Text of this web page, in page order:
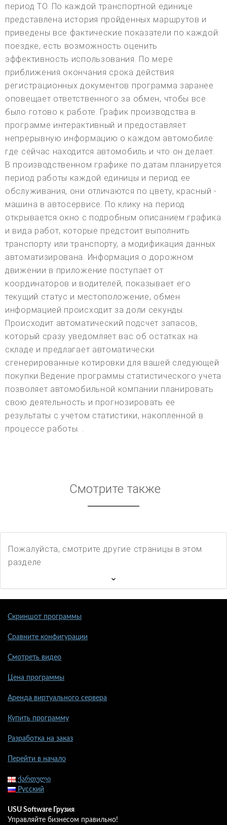
период ТО. По каждой транспортной единице
представлена история пройденных маршрутов и
приведены все фактические показатели по каждой
поездке, есть возможность оценить
эффективность использования. По мере
приближения окончания срока действия
регистрационных документов программа заранее
оповещает ответственного за обмен, чтобы все
было готово к работе. График производства в
программе интерактивный и предоставляет
непрерывную информацию о каждом автомобиле:
где сейчас находится автомобиль и что он делает.
В производственном графике по датам планируется
период работы каждой единицы и период ее
обслуживания, они отличаются по цвету, красный -
машина в автосервисе. По клику на период
открывается окно с подробным описанием графика
и вида работ, которые предстоит выполнить
транспорту или транспорту, а модификация данных
автоматизирована. Информация о дорожном
движении в приложение поступает от
координаторов и водителей, показывает его
текущий статус и местоположение, обмен
информацией происходит за доли секунды.
Происходит автоматический подсчет запасов,
который сразу уведомляет вас об остатках на
складе и предлагает автоматически
сгенерированные котировки для вашей следующей
покупки.Ведение программы статистического учета
позволяет автомобильной компании планировать
свою деятельность и прогнозировать ее
результаты с учетом статистики, накопленной в
процессе работы. .
Смотрите также
Пожалуйста, смотрите другие страницы в этом
разделе
Скриншот программы
Сравните конфигурации
Смотреть видео
Цена программы
Аренда виртуального сервера
Купить программу
Разработка на заказ
Перейти в начало
ქართული
Русский
USU Software Грузия
Управляйте бизнесом правильно!